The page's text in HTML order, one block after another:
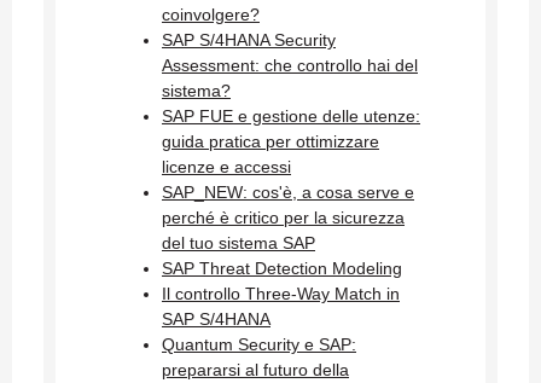
coinvolgere?
SAP S/4HANA Security
Assessment: che controllo hai del
sistema?
SAP FUE e gestione delle utenze:
guida pratica per ottimizzare
licenze e accessi
SAP_NEW: cos'è, a cosa serve e
perché è critico per la sicurezza
del tuo sistema SAP
SAP Threat Detection Modeling
Il controllo Three-Way Match in
SAP S/4HANA
Quantum Security e SAP:
prepararsi al futuro della